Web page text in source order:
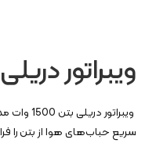
ویبراتور دریلی بتن 1500
سریع حباب‌های هوا از بتن را